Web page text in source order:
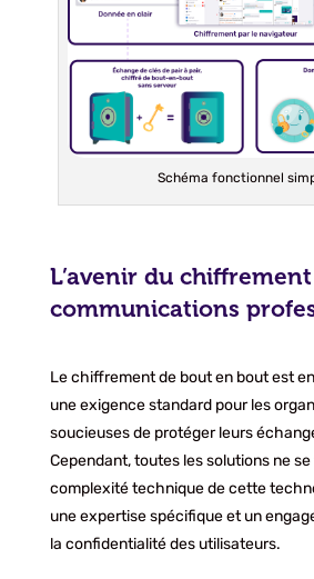
Schéma fonctionnel
L’avenir du
communications
Le chiffrement de bout en bout est
une exigence standard pour les
soucieuses de protéger leurs
Cependant, toutes les solutions ne
complexité technique de cette
une expertise spécifique et un
la confidentialité des utilisateurs.